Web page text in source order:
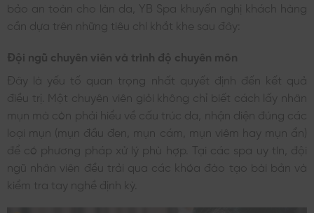
bảo an toàn cho làn da, YB Spa khuyến nghị khách hàng
cần dựa trên những tiêu chí khắt khe sau đây:
Đội ngũ chuyên viên và trình độ chuyên môn
Đây là yếu tố quan trọng nhất quyết định đến kết quả
điều trị. Một chuyên viên giỏi không chỉ biết cách lấy nhân
mụn mà còn phải hiểu về cấu trúc da, nhận diện đúng các
loại mụn (mụn đầu đen, mụn cám, mụn viêm hay mụn ẩn)
để có phương pháp xử lý phù hợp. Tại các spa uy tín, đội
ngũ nhân viên đều trải qua các khóa đào tạo bài bản và
kiểm tra tay nghề định kỳ.